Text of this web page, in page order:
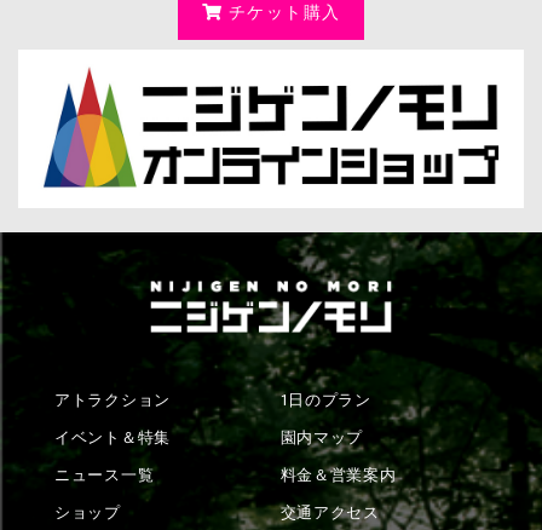
チケット購入
アトラクション
イベント＆特集
ニュース一覧
ショップ
1日のプラン
園内マップ
料金＆営業案内
交通アクセス